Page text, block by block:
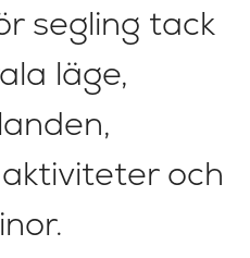
segling tack
läge,
och